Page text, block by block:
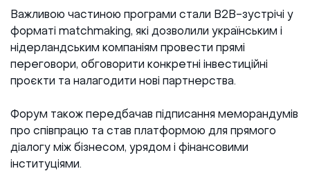
Важливою частиною програми стали B2B-зустрічі у
форматі matchmaking, які дозволили українським і
нідерландським компаніям провести прямі
переговори, обговорити конкретні інвестиційні
проєкти та налагодити нові партнерства.
Форум також передбачав підписання меморандумів
про співпрацю та став платформою для прямого
діалогу між бізнесом, урядом і фінансовими
інституціями.